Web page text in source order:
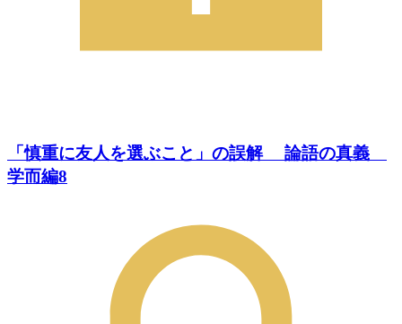
「慎重に友人を選ぶこと」の誤解 論語の真義
学而編8